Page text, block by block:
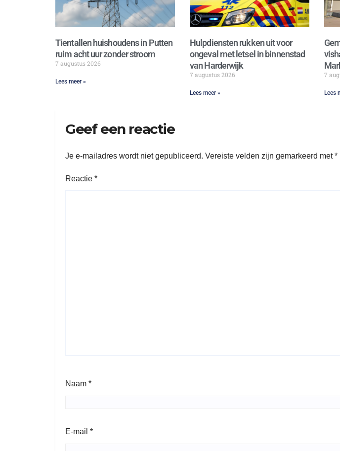
Tientallen huishoudens in Putten
ruim acht uur zonder stroom
7 augustus 2026
Lees meer »
Hulpdiensten rukken uit voor
ongeval met letsel in binnenstad
van Harderwijk
7 augustus 2026
Lees meer »
7
Lees
Geef een reactie
Je e-mailadres wordt niet gepubliceerd. Vereiste velden zijn gemarkeerd met*
Reactie *
Naam *
E-mail *